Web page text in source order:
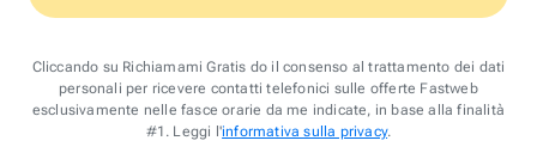
Cliccando su Richiamami Gratis do il consenso al trattamento dei dati
personali per ricevere contatti telefonici sulle offerte Fastweb
esclusivamente nelle fasce orarie da me indicate, in base alla finalità
#1. Leggi l'informativa sulla privacy.